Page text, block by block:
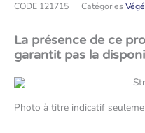
CODE 121715 Catégories
La présence de ce
garantit pas la
Photo à titre indicatif